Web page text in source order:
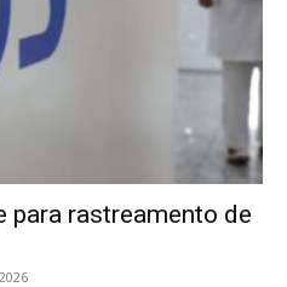
para rastreamento de